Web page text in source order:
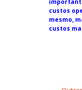
custos
mesmo,
custos